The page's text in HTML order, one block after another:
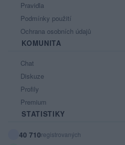
Pravidla
Podmínky použití
Ochrana osobních údajů
KOMUNITA
Chat
Diskuze
Profily
Premium
STATISTIKY
40 710registrovaných